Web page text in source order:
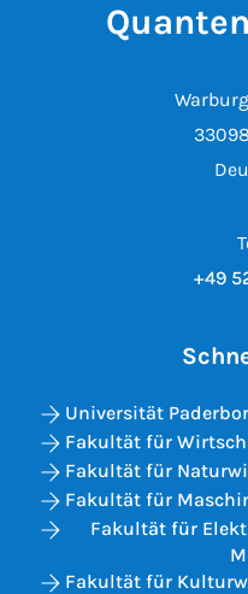
+49
Universität
Fakultät für
Fakultät für
Fakultät für
Fakultät für
Fakultät für